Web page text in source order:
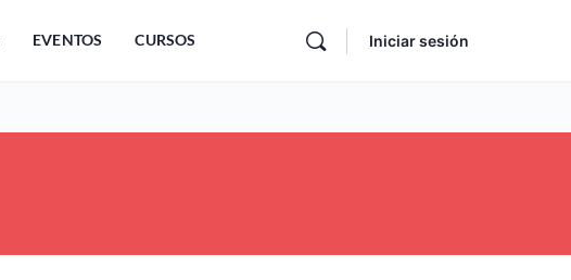
EVENTOS CURSOS Iniciar sesión